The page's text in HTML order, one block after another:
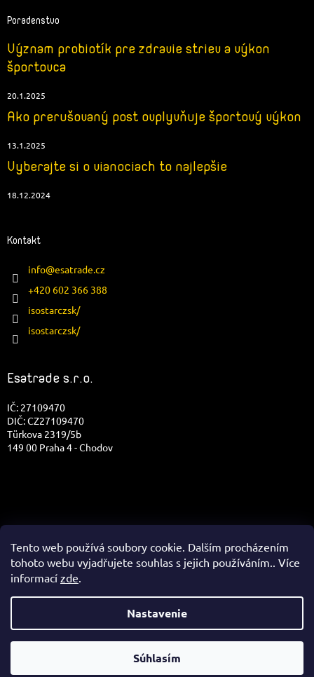
Tento web používá soubory cookie. Dalším procházením
tohoto webu vyjadřujete souhlas s jejich používáním.. Více
informací zde.
Nastavenie
Súhlasím
Poradenstvo
Význam probiotík pre zdravie striev a výkon
športovca
20.1.2025
Ako prerušovaný post ovplyvňuje športový výkon
13.1.2025
Vyberajte si o vianociach to najlepšie
18.12.2024
Kontakt
info@esatrade.cz
+420 602 366 388
isostarczsk/
isostarczsk/
Esatrade s.r.o.
IČ: 27109470
DIČ: CZ27109470
Türkova 2319/5b
149 00 Praha 4 - Chodov
Isostar.sk. Všetky práva vyhradené.